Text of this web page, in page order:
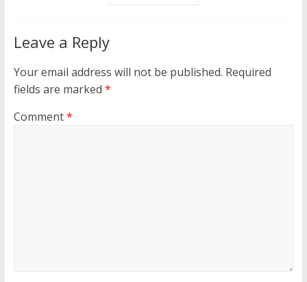
Leave a Reply
Your email address will not be published. Required
fields are marked *
Comment*